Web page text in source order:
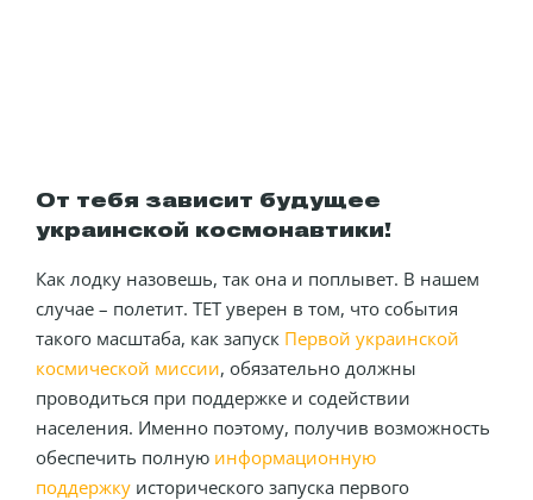
От тебя зависит будущее
украинской космонавтики!
Как лодку назовешь, так она и поплывет. В нашем
случае – полетит. ТЕТ уверен в том, что события
такого масштаба, как запуск Первой украинской
космической миссии, обязательно должны
проводиться при поддержке и содействии
населения. Именно поэтому, получив возможность
обеспечить полную информационную
поддержку исторического запуска первого